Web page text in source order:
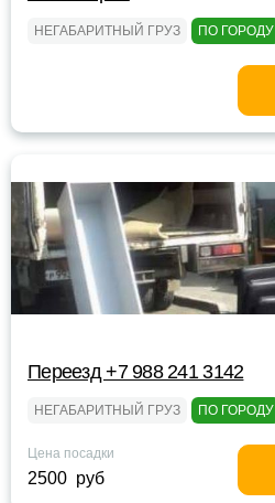
НЕГАБАРИТНЫЙ ГРУЗ ПО ГОРОДУ
Переезд +7 988 241 3142
НЕГАБАРИТНЫЙ ГРУЗ ПО ГОРОДУ
Цена посадки
2500 руб